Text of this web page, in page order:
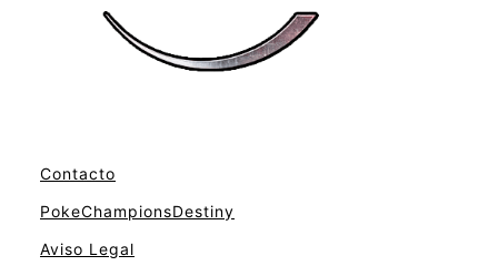
Contacto
PokeChampionsDestiny
Aviso Legal